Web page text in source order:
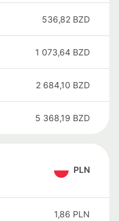
536,82 BZD
1 073,64 BZD
2 684,10 BZD
5 368,19 BZD
PLN
1,86 PLN